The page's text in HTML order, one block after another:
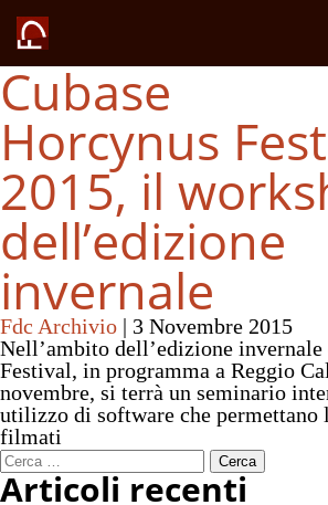
Cubase
Horcynus
2015, il
dell’edizione
invernale
Fdc Archivio | 3 Novembre 2015
Nell’ambito dell’edizione invernale
Festival, in programma a Reggio
novembre, si terrà un seminario
utilizzo di software che permettano
filmati
Ricerca
per:
Articoli recenti